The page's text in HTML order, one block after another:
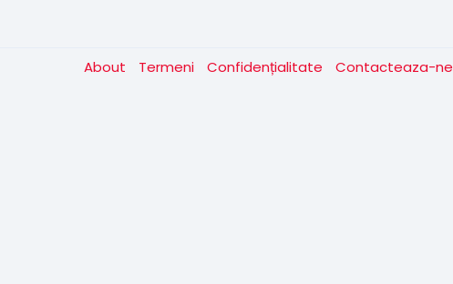
About Termeni Confidențialitate Contacteaza-ne